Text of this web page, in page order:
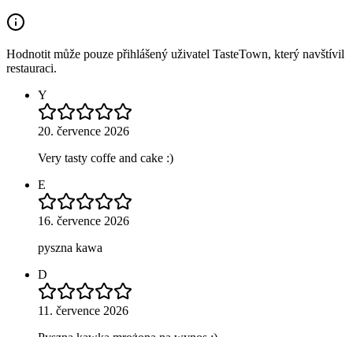
Hodnotit může pouze přihlášený uživatel TasteTown, který navštívil
restauraci.
Y
20. července 2026
Very tasty coffe and cake :)
E
16. července 2026
pyszna kawa
D
11. července 2026